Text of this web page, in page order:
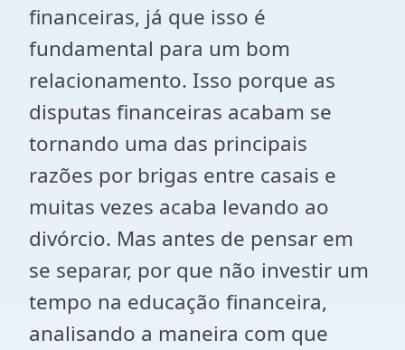
financeiras, já que isso é
fundamental para um bom
relacionamento. Isso porque as
disputas financeiras acabam se
tornando uma das principais
razões por brigas entre casais e
muitas vezes acaba levando ao
divórcio. Mas antes de pensar em
se separar, por que não investir um
tempo na educação financeira,
analisando a maneira com que